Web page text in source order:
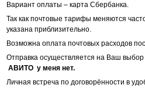
Вариант оплаты – карта Сбербанка.
Так как почтовые тарифы меняются
указана приблизительно.
Возможна оплата почтовых расходов
Отправка осуществляется на Ваш
АВИТО у меня нет.
Личная встреча по договорённости в